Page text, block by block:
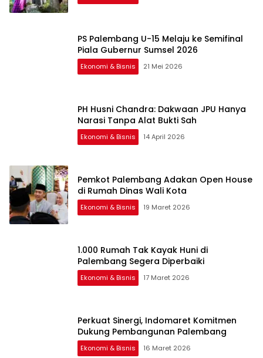
PS Palembang U-15 Melaju ke Semifinal
Piala Gubernur Sumsel 2026
Ekonomi & Bisnis 21 Mei 2026
PH Husni Chandra: Dakwaan JPU Hanya
Narasi Tanpa Alat Bukti Sah
Ekonomi & Bisnis 14 April 2026
Pemkot Palembang Adakan Open House
di Rumah Dinas Wali Kota
Ekonomi & Bisnis 19 Maret 2026
1.000 Rumah Tak Kayak Huni di
Palembang Segera Diperbaiki
Ekonomi & Bisnis 17 Maret 2026
Perkuat Sinergi, Indomaret Komitmen
Dukung Pembangunan Palembang
Ekonomi & Bisnis 16 Maret 2026